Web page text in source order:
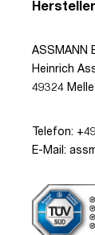
ASSMANN
Heinrich
49324
Telefon:
E-Mail: